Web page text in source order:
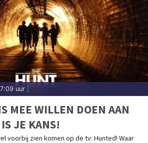
uur
MEE WILLEN DOEN AAN
JE KANS!
voorbij zien komen op de tv: Hunted! Waar